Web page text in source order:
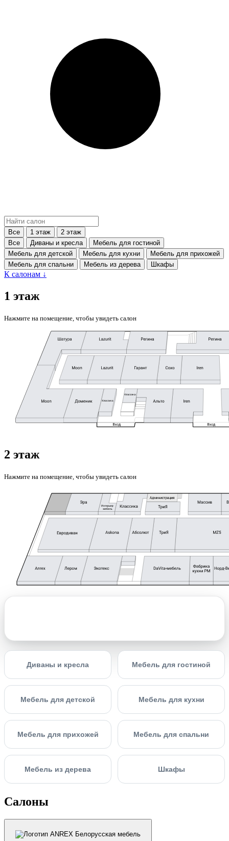
Все 1 этаж
2 этаж
Все
Диваны и кресла
Мебель для гостиной
Мебель для детской
Мебель для кухни
Мебель для прихожей
Мебель для спальни
Мебель из дерева Шкафы
К салонам ↓
1 этаж
Нажмите на помещение, чтобы увидеть салон
2 этаж
Нажмите на помещение, чтобы увидеть салон
Диваны и кресла Мебель для гостиной
Мебель для детской Мебель для кухни
Мебель для прихожей Мебель для спальни
Мебель из дерева Шкафы
Салоны